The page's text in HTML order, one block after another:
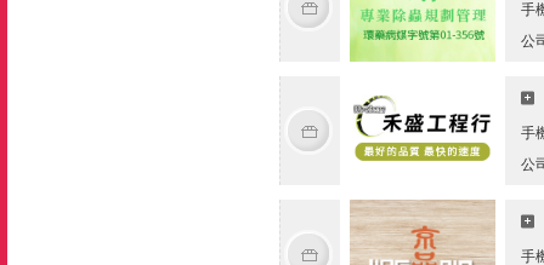
手
公
手
公
手